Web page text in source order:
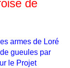
de
armes de Loré
gueules par
le Projet